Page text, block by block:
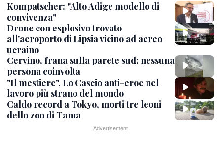
Kompatscher: "Alto Adige modello di
convivenza"
Drone con esplosivo trovato
all'aeroporto di Lipsia vicino ad aereo
ucraino
Cervino, frana sulla parete sud: nessuna
persona coinvolta
"Il mestiere", Lo Cascio anti-eroe nel
lavoro più strano del mondo
Caldo record a Tokyo, morti tre leoni
dello zoo di Tama